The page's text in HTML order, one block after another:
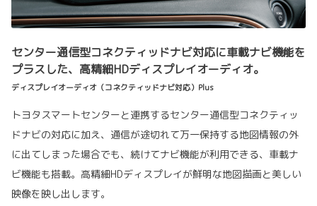
センター通信型コネクティッドナビ対応に車載ナビ機能を
プラスした、高精細HDディスプレイオーディオ。
ディスプレイオーディオ（コネクティッドナビ対応）Plus
トヨタスマートセンターと連携するセンター通信型コネクティッ
ドナビの対応に加え、通信が途切れて万一保持する地図情報の外
に出てしまった場合でも、続けてナビ機能が利用できる、車載ナ
ビ機能も搭載。高精細HDディスプレイが鮮明な地図描画と美しい
映像を映し出します。